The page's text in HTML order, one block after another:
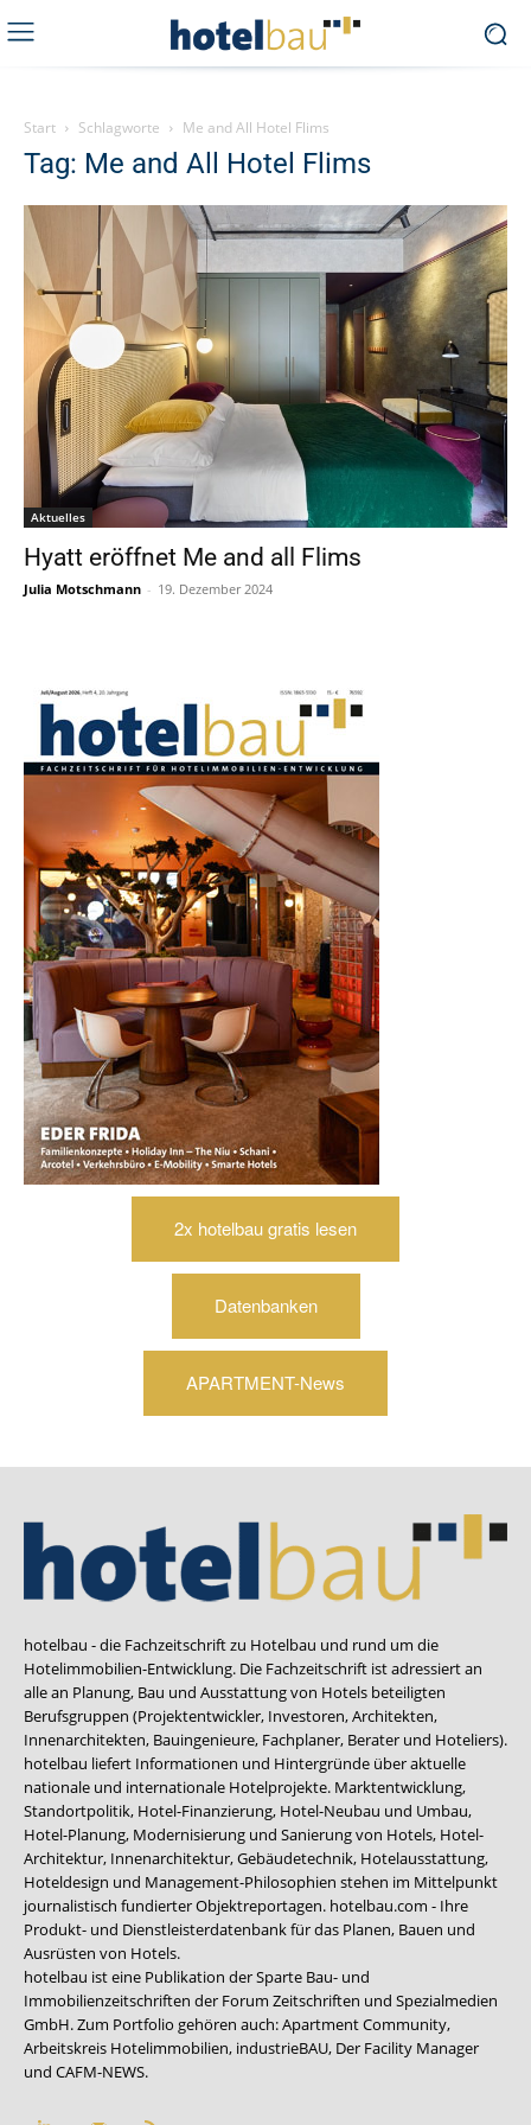
Start Schlagworte Me and All Hotel Flims
Tag: Me and All Hotel Flims
Aktuelles
Hyatt eröffnet Me and all Flims
Julia Motschmann - 19. Dezember 2024
2x hotelbau gratis lesen
Datenbanken
APARTMENT-News
hotelbau - die Fachzeitschrift zu Hotelbau und rund um die
Hotelimmobilien-Entwicklung. Die Fachzeitschrift ist adressiert an
alle an Planung, Bau und Ausstattung von Hotels beteiligten
Berufsgruppen (Projektentwickler, Investoren, Architekten,
Innenarchitekten, Bauingenieure, Fachplaner, Berater und Hoteliers).
hotelbau liefert Informationen und Hintergründe über aktuelle
nationale und internationale Hotelprojekte. Marktentwicklung,
Standortpolitik, Hotel-Finanzierung, Hotel-Neubau und Umbau,
Hotel-Planung, Modernisierung und Sanierung von Hotels, Hotel-
Architektur, Innenarchitektur, Gebäudetechnik, Hotelausstattung,
Hoteldesign und Management-Philosophien stehen im Mittelpunkt
journalistisch fundierter Objektreportagen. hotelbau.com - Ihre
Produkt- und Dienstleisterdatenbank für das Planen, Bauen und
Ausrüsten von Hotels.
hotelbau ist eine Publikation der Sparte Bau- und
Immobilienzeitschriften der Forum Zeitschriften und Spezialmedien
GmbH. Zum Portfolio gehören auch:Apartment Community,
Arbeitskreis Hotelimmobilien, industrieBAU, Der Facility Manager
und CAFM-NEWS.